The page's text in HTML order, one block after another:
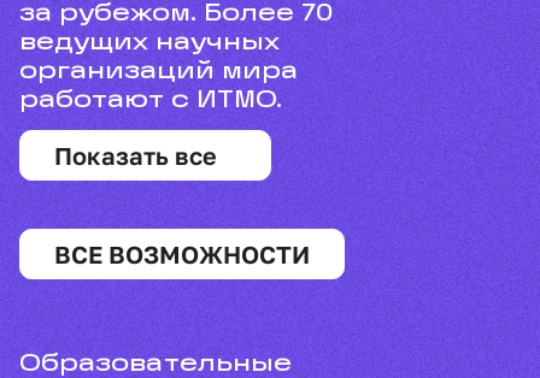
за рубежом. Более 70
ведущих научных
организаций мира
работают с ИТМО.
Показать все
ВСЕ ВОЗМОЖНОСТИ
Образовательные